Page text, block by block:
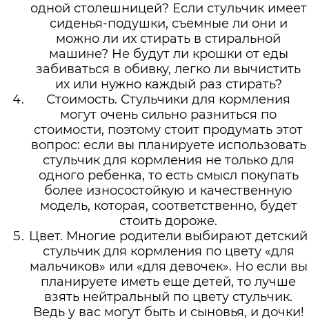
одной столешницей? Если стульчик имеет
сиденья-подушки, съемные ли они и
можно ли их стирать в стиральной
машине? Не будут ли крошки от еды
забиваться в обивку, легко ли вычистить
их или нужно каждый раз стирать?
Стоимость. Стульчики для кормления
могут очень сильно разниться по
стоимости, поэтому стоит продумать этот
вопрос: если вы планируете использовать
стульчик для кормления не только для
одного ребенка, то есть смысл покупать
более износостойкую и качественную
модель, которая, соответственно, будет
стоить дороже.
Цвет. Многие родители выбирают детский
стульчик для кормления по цвету «для
мальчиков» или «для девочек». Но если вы
планируете иметь еще детей, то лучше
взять нейтральный по цвету стульчик.
Ведь у вас могут быть и сыновья, и дочки!